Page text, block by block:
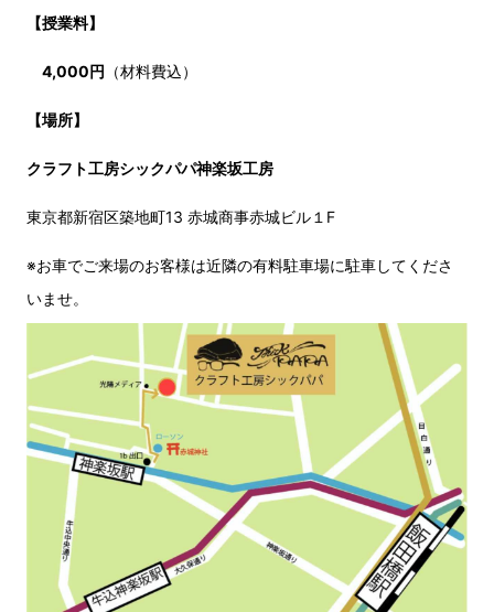
【授業料】
4,000円 （材料費込）
【場所】
クラフト工房シックパパ神楽坂工房
東京都新宿区築地町13 赤城商事赤城ビル１F
※お車でご来場のお客様は近隣の有料駐車場に駐車してくださ
いませ。